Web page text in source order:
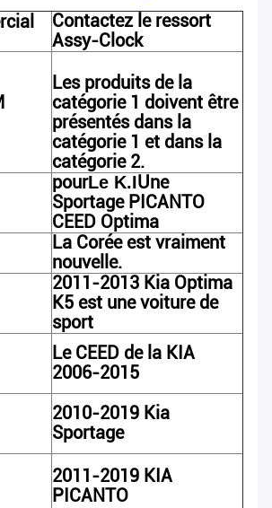
Contactez le ressort
Assy-Clock
Les produits de la
catégorie 1 doivent être
présentés dans la
catégorie 1 et dans la
catégorie 2.
pourLe K.IUne
Sportage PICANTO
CEED Optima
La Corée est vraiment
nouvelle.
2011-2013 Kia Optima
K5 est une voiture de
sport
Le CEED de la KIA
2006-2015
2010-2019 Kia
Sportage
2011-2019 KIA
PICANTO